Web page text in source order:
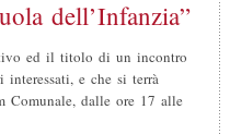
dell’Infanzia”
ed il titolo di un incontro
e che si terrà
Comunale, dalle ore 17 alle